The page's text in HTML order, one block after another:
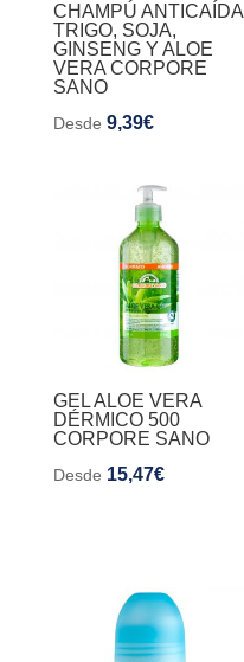
CHAMPÚ ANTICAÍDA
TRIGO, SOJA,
GINSENG Y ALOE
VERA CORPORE
SANO
Desde 9,39€
GEL ALOE VERA
DÉRMICO 500
CORPORE SANO
Desde 15,47€